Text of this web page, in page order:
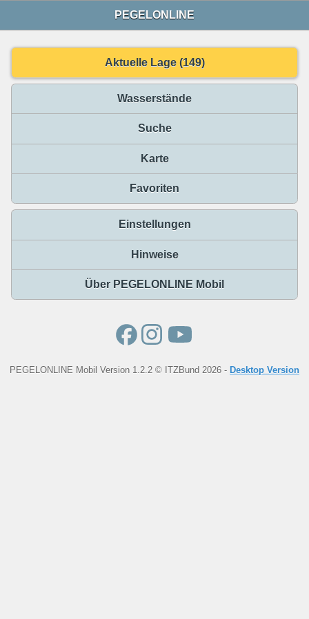
PEGELONLINE
Aktuelle Lage (149)
Wasserstände
Suche
Karte
Favoriten
Einstellungen
Hinweise
Über PEGELONLINE Mobil
PEGELONLINE Mobil Version 1.2.2 © ITZBund 2026 - Desktop Version